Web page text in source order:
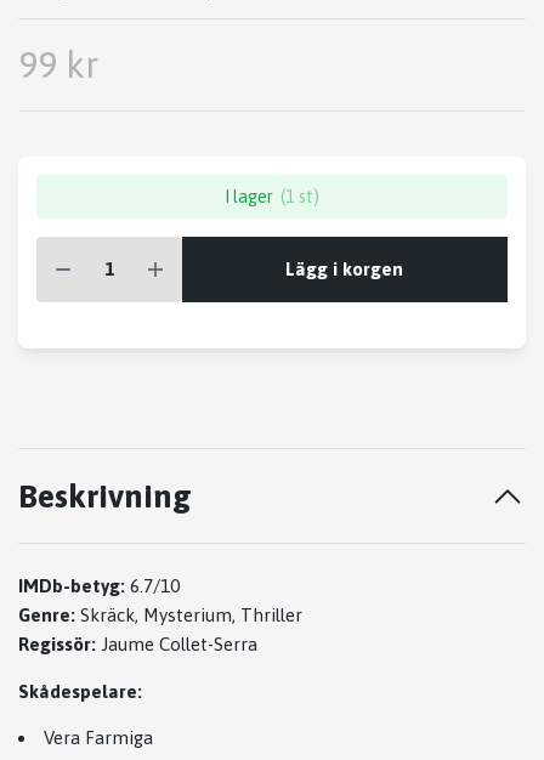
99 kr
I lager (1 st)
Lägg i korgen
Beskrivning
IMDb-betyg: 6.7/10
Genre: Skräck, Mysterium, Thriller
Regissör: Jaume Collet-Serra
Skådespelare:
Vera Farmiga